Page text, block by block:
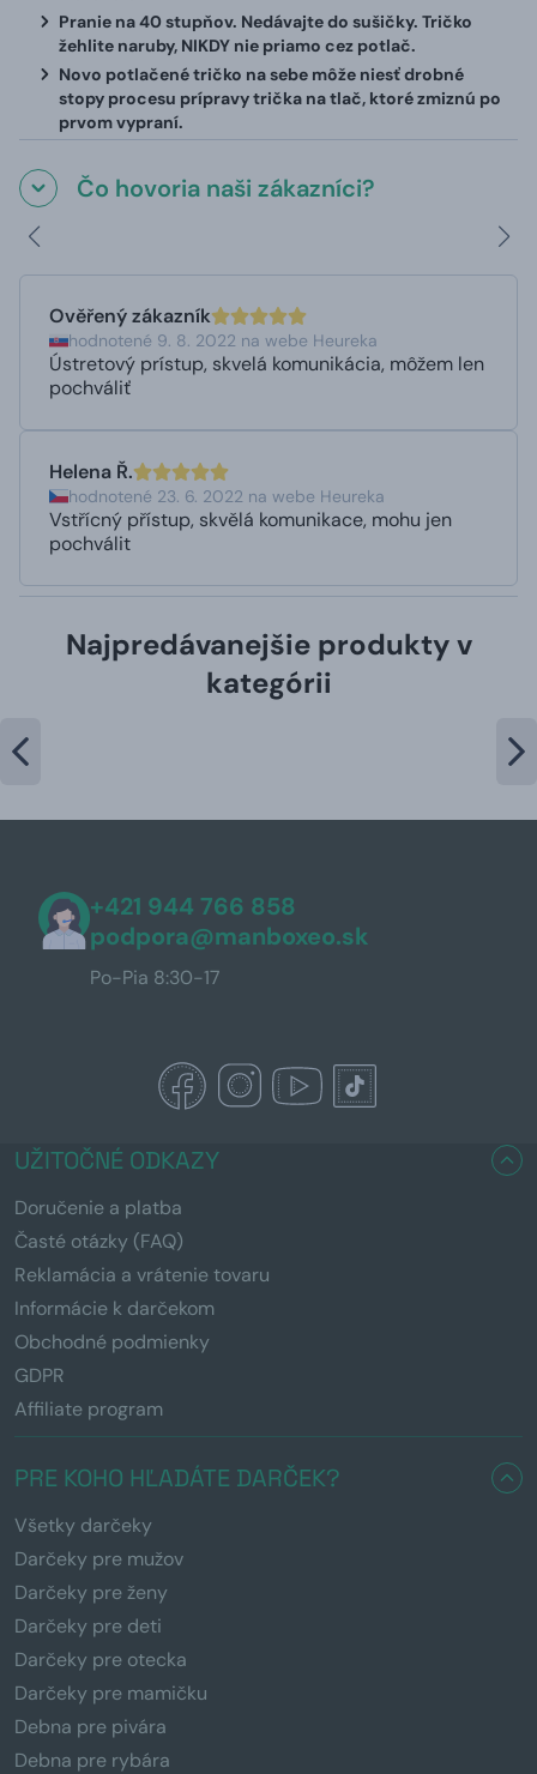
Pranie na 40 stupňov. Nedávajte do sušičky. Tričko
žehlite naruby, NIKDY nie priamo cez potlač.
Novo potlačené tričko na sebe môže niesť drobné
stopy procesu prípravy trička na tlač, ktoré zmiznú po
prvom vypraní.
Čo hovoria naši zákazníci?
Ověřený zákazník
hodnotené 9. 8. 2022 na webe Heureka
Ústretový prístup, skvelá komunikácia, môžem len
pochváliť
Helena Ř.
hodnotené 23. 6. 2022 na webe Heureka
Vstřícný přístup, skvělá komunikace, mohu jen
pochválit
Najpredávanejšie produkty v
kategórii
+421 944 766 858
podpora@manboxeo.sk
Po-Pia 8:30-17
UŽITOČNÉ ODKAZY
Doručenie a platba
Časté otázky (FAQ)
Reklamácia a vrátenie tovaru
Informácie k darčekom
Obchodné podmienky
GDPR
Affiliate program
PRE KOHO HĽADÁTE DARČEK?
Všetky darčeky
Darčeky pre mužov
Darčeky pre ženy
Darčeky pre deti
Darčeky pre otecka
Darčeky pre mamičku
Debna pre pivára
Debna pre rybára